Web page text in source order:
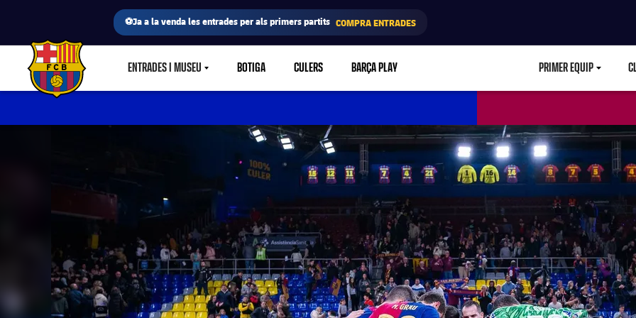
⚽Ja a la venda les entrades per als primers partits COMPRA ENTRADES
FC Barcelona club badge ENTRADES I MUSEULABEL.SHARE.CARETDOWN
BOTIGA CULERS BARÇA PLAY PRIMER EQUIP